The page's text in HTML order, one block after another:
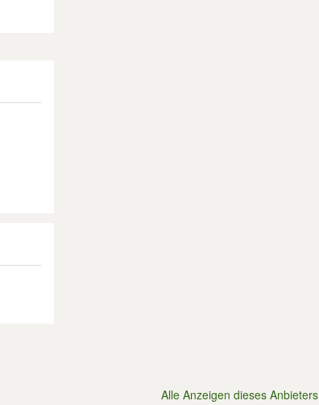
Alle Anzeigen dieses Anbieters